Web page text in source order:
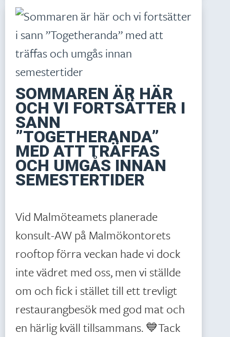
SOMMAREN ÄR HÄR
OCH VI FORTSÄTTER I
SANN
”TOGETHERANDA”
MED ATT TRÄFFAS
OCH UMGÅS INNAN
SEMESTERTIDER
Vid Malmöteamets planerade
konsult-AW på Malmökontorets
rooftop förra veckan hade vi dock
inte vädret med oss, men vi ställde
om och fick i stället till ett trevligt
restaurangbesök med god mat och
en härlig kväll tillsammans. 💙Tack